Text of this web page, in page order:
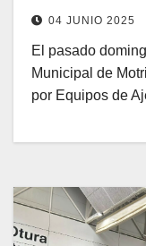
04 JUNIO 2025
El pasado
Municipal de
por Equipos de